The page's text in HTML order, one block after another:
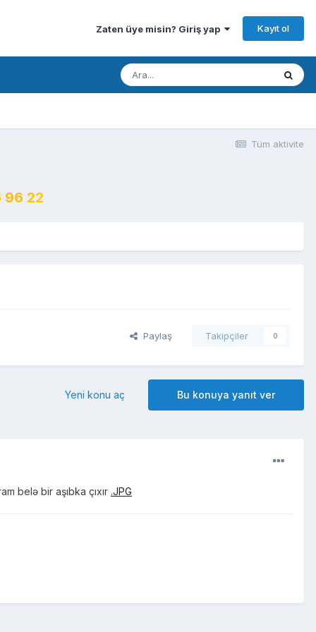
Zaten üye misin? Giriş yap Kayıt ol
Tüm aktivite
96 22
Paylaş Takipçiler 0
Bu konuya yanıt ver
Yeni konu aç
belə bir aşıbka çıxır .JPG